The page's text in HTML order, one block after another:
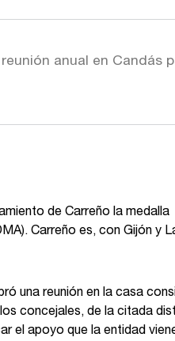
anual en Candás
de Carreño la medalla
Carreño es, con Gijón y
una reunión en la casa
concejales, de la citada
el apoyo que la entidad